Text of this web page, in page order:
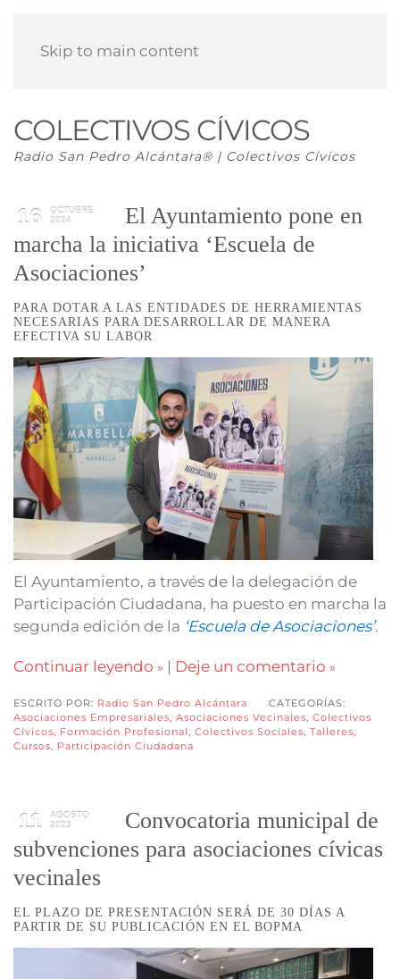
Skip to main content
COLECTIVOS CÍVICOS
Radio San Pedro Alcántara® | Colectivos Cívicos
16
OCTUBRE
2024
El Ayuntamiento pone en
marcha la iniciativa ‘Escuela de
Asociaciones’
PARA DOTAR A LAS ENTIDADES DE HERRAMIENTAS
NECESARIAS PARA DESARROLLAR DE MANERA
EFECTIVA SU LABOR
El Ayuntamiento, a través de la delegación de
Participación Ciudadana, ha puesto en marcha la
segunda edición de la ‘Escuela de Asociaciones’.
Continuar leyendo | Deje un comentario
ESCRITO POR: Radio San Pedro Alcántara
CATEGORÍAS:
Asociaciones Empresariales Asociaciones Vecinales Colectivos
Cívicos
Formación Profesional Colectivos Sociales Talleres
Cursos
Participación Ciudadana
11
AGOSTO
2023
Convocatoria municipal de
subvenciones para asociaciones cívicas
vecinales
EL PLAZO DE PRESENTACIÓN SERÁ DE 30 DÍAS A
PARTIR DE SU PUBLICACIÓN EN EL BOPMA